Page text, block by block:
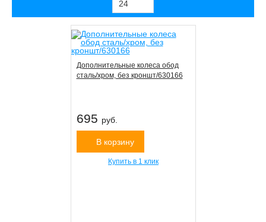
Дополнительные колеса обод
сталь/хром, без кроншт/630166
695 руб.
В корзину
Купить в 1 клик